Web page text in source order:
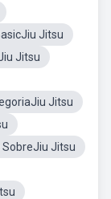
Jitsu
Jitsu
Jitsu
SobreJiu Jitsu